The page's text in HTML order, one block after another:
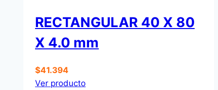
RECTANGULAR 40 X 80
X 4.0 mm
$41.394
Ver producto